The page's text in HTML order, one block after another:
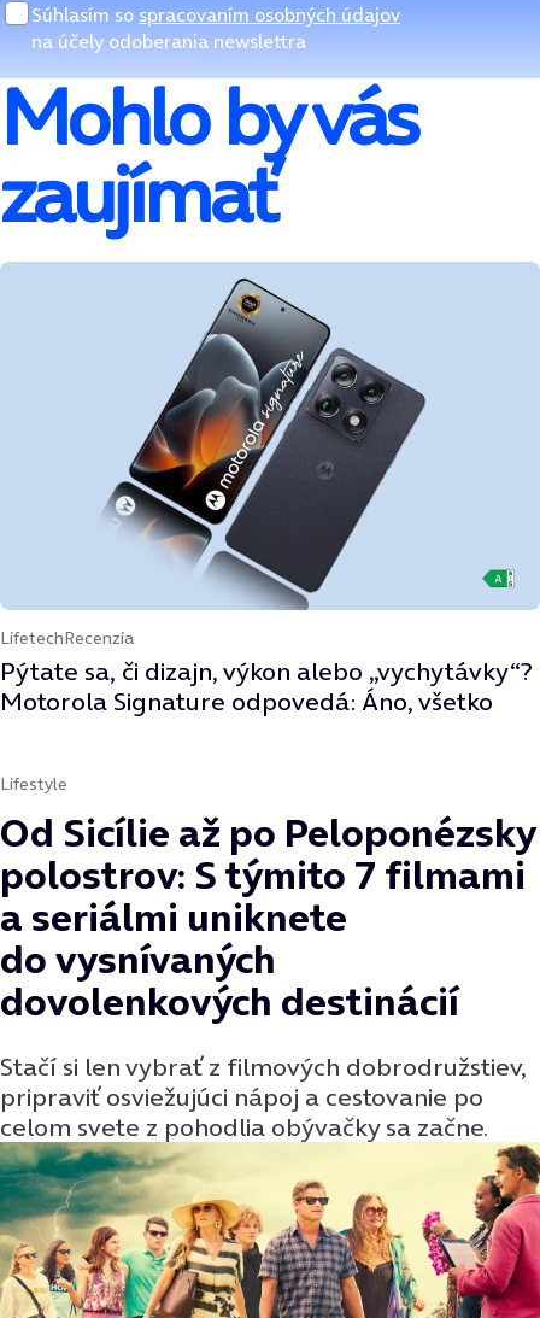
Súhlasím so spracovaním osobných údajov
na účely odoberania newslettra
Mohlo by vás
zaujímať
LifetechRecenzia
Pýtate sa, či dizajn, výkon alebo „vychytávky“?
Motorola Signature odpovedá: Áno, všetko
Lifestyle
Od Sicílie až po Peloponézsky
polostrov: S týmito 7 filmami
a seriálmi uniknete
do vysnívaných
dovolenkových destinácií
Stačí si len vybrať z filmových dobrodružstiev,
pripraviť osviežujúci nápoj a cestovanie po
celom svete z pohodlia obývačky sa začne.